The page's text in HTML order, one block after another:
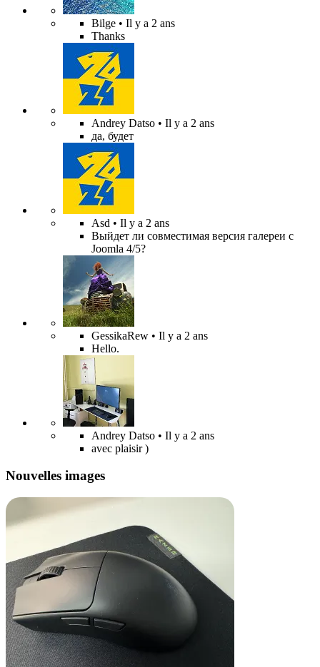
Bilge • Il y a 2 ans
Thanks
Andrey Datso • Il y a 2 ans
да, будет
Asd • Il y a 2 ans
Выйдет ли совместимая версия галереи с
Joomla 4/5?
GessikaRew • Il y a 2 ans
Hello.
Andrey Datso • Il y a 2 ans
avec plaisir )
Nouvelles images